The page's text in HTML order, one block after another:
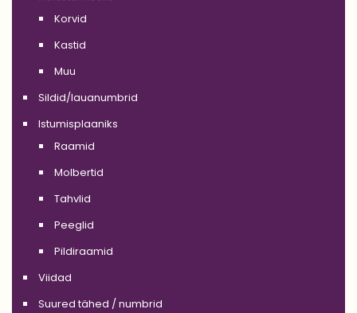
Korvid
Kastid
Muu
Sildid/lauanumbrid
Istumisplaaniks
Raamid
Molbertid
Tahvlid
Peeglid
Pildiraamid
Viidad
Suured tähed / numbrid